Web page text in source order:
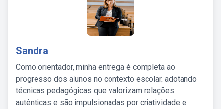
Sandra
Como orientador, minha entrega é completa ao
progresso dos alunos no contexto escolar, adotando
técnicas pedagógicas que valorizam relações
autênticas e são impulsionadas por criatividade e